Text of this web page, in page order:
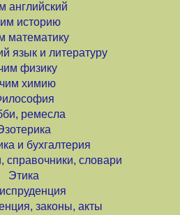
английский
историю
математику
язык и литературу
физику
химию
ремесла
и бухгалтерия
справочники, словари
Этика
законы, акты